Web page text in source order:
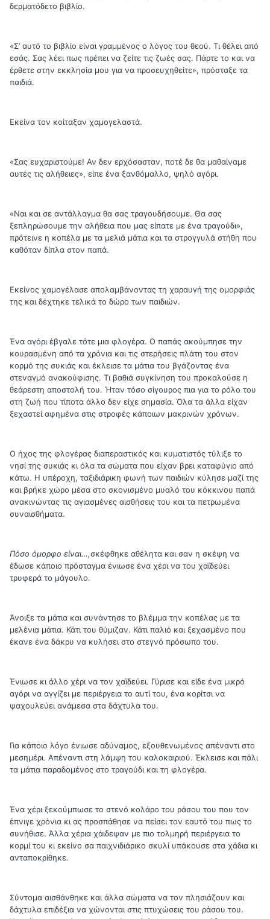
δερματόδετο βιβλίο.
«Σ’ αυτό το βιβλίο είναι γραμμένος ο λόγος του θεού. Τι θέλει από
εσάς. Σας λέει πως πρέπει να ζείτε τις ζωές σας. Πάρτε το και να
έρθετε στην εκκλησία μου για να προσευχηθείτε», πρόσταξε τα
παιδιά.
Εκείνα τον κοίταξαν χαμογελαστά.
«Σας ευχαριστούμε! Αν δεν ερχόσασταν, ποτέ δε θα μαθαίναμε
αυτές τις αλήθειες», είπε ένα ξανθόμαλλο, ψηλό αγόρι.
«Ναι και σε αντάλλαγμα θα σας τραγουδήσουμε. Θα σας
ξεπληρώσουμε την αλήθεια που μας είπατε με ένα τραγούδι»,
πρότεινε η κοπέλα με τα μελιά μάτια και τα στρογγυλά στήθη που
καθόταν δίπλα στον παπά.
Εκείνος χαμογέλασε απολαμβάνοντας τη χαραυγή της ομορφιάς
της και δέχτηκε τελικά το δώρο των παιδιών.
Ένα αγόρι έβγαλε τότε μια φλογέρα. Ο παπάς ακούμπησε την
κουρασμένη από τα χρόνια και τις στερήσεις πλάτη του στον
κορμό της συκιάς και έκλεισε τα μάτια του βγάζοντας ένα
στεναγμό ανακούφισης. Τι βαθιά συγκίνηση του προκαλούσε η
θεάρεστη αποστολή του. Ήταν τόσο σίγουρος πια για το ρόλο του
στη ζωή που τίποτα άλλο δεν είχε σημασία. Όλα τα άλλα είχαν
ξεχαστεί αφημένα στις στροφές κάποιων μακρινών χρόνων.
Ο ήχος της φλογέρας διαπεραστικός και κυματιστός τύλιξε το
νησί της συκιάς κι όλα τα σώματα που είχαν βρει καταφύγιο από
κάτω. Η υπέροχη, ταξιδιάρικη φωνή των παιδιών κύλησε μαζί της
και βρήκε χώρο μέσα στο σκονισμένο μυαλό του κόκκινου παπά
ανακινώντας τις αγιασμένες αισθήσεις του και τα πετρωμένα
συναισθήματα.
Πόσο όμορφο είναι…,σκέφθηκε αθέλητα και σαν η σκέψη να
έδωσε κάποιο πρόσταγμα ένιωσε ένα χέρι να του χαϊδεύει
τρυφερά το μάγουλο.
Άνοιξε τα μάτια και συνάντησε το βλέμμα την κοπέλας με τα
μελένια μάτια. Κάτι του θύμιζαν. Κάτι παλιό και ξεχασμένο που
έκανε ένα δάκρυ να κυλήσει στο στεγνό πρόσωπο του.
Ένιωσε κι άλλο χέρι να τον χαϊδεύει. Γύρισε και είδε ένα μικρό
αγόρι να αγγίζει με περιέργεια το αυτί του, ένα κορίτσι να
ψαχουλεύει ανάμεσα στα δάχτυλα του.
Για κάποιο λόγο ένιωσε αδύναμος, εξουθενωμένος απέναντι στο
μεσημέρι. Απέναντι στη λάμψη του καλοκαιριού. Έκλεισε και πάλι
τα μάτια παραδομένος στο τραγούδι και τη φλογέρα.
Ένα χέρι ξεκούμπωσε το στενό κολάρο του ράσου του που τον
έπνιγε χρόνια κι ας προσπάθησε να πείσει τον εαυτό του πως το
συνήθισε. Άλλα χέρια χάιδεψαν με πιο τολμηρή περιέργεια το
κορμί του κι εκείνο σα παιχνιδιάρικο σκυλί υπάκουσε στα χάδια κι
ανταποκρίθηκε.
Σύντομα αισθάνθηκε και άλλα σώματα να τον πλησιάζουν και
δάχτυλα επιδέξια να χώνονται στις πτυχώσεις του ράσου του.